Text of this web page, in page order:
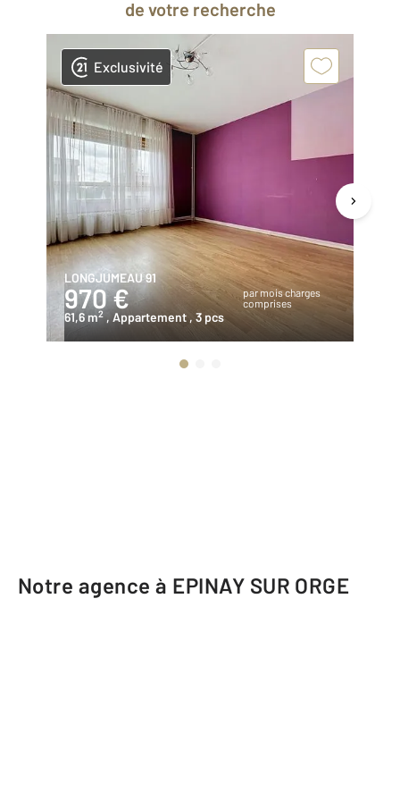
de votre recherche
Exclusivité
LONGJUMEAU 91
970 €
par mois charges
comprises
61,6 m2 , Appartement , 3 pcs
Notre agence à EPINAY SUR ORGE